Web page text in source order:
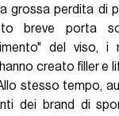
grossa perdita di
breve porta
del viso, i
creato filler e
stesso tempo,
dei brand di